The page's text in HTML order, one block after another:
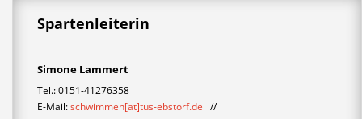
Spartenleiterin
Simone Lammert
Tel.: 0151-41276358
E-Mail:schwimmen[at]tus-ebstorf.de //